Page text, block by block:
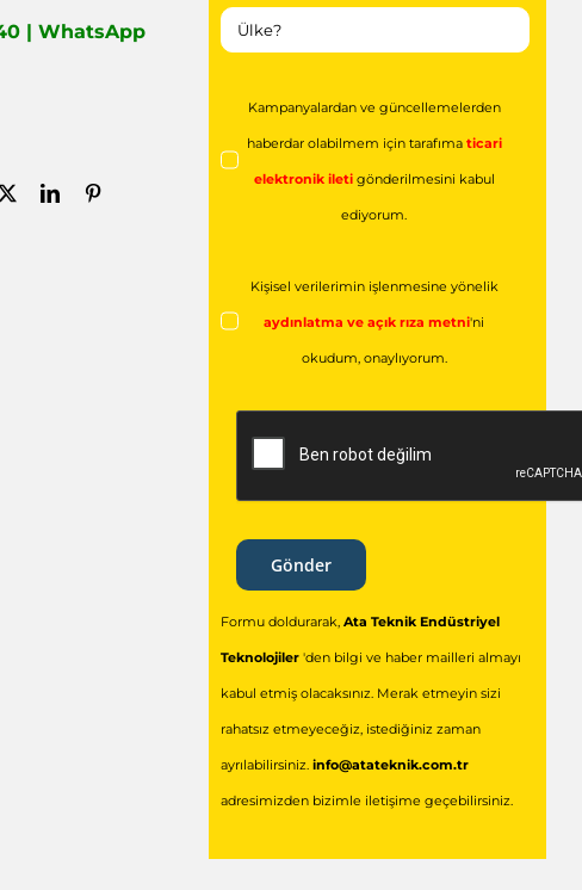
| WhatsApp
Kampanyalardan ve güncellemelerden
haberdar olabilmem için tarafıma ticari
elektronik ileti gönderilmesini kabul
ediyorum.
Kişisel verilerimin işlenmesine yönelik
aydınlatma ve açık rıza metni'ni
okudum, onaylıyorum.
Gönder
Formu doldurarak,Ata Teknik Endüstriyel
Teknolojiler 'den bilgi ve haber mailleri almayı
kabul etmiş olacaksınız. Merak etmeyin sizi
rahatsız etmeyeceğiz, istediğiniz zaman
ayrılabilirsiniz.info@atateknik.com.tr
adresimizden bizimle iletişime geçebilirsiniz.